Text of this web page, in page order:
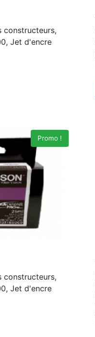
constructeurs,
Jet d'encre
Promo !
constructeurs,
Jet d'encre